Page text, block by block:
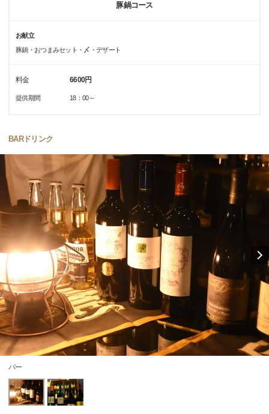
豚鍋コース
お献立
豚鍋・おつまみセット・〆・デザート
料金 6600円
提供期間 18：00～
BARドリンク
バー